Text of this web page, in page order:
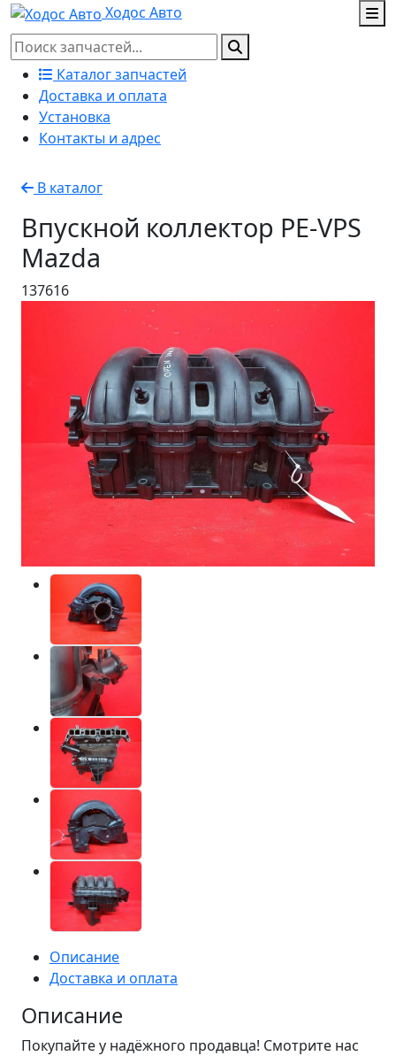
Ходос Авто
Каталог запчастей
Доставка и оплата
Установка
Контакты и адрес
В каталог
Впускной коллектор PE-VPS
Mazda
137616
Описание
Доставка и оплата
Описание
Покупайте у надёжного продавца! Смотрите нас